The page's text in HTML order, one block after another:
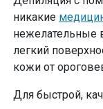
никакие
нежелательные
легкий
кожи от
Для быстрой,